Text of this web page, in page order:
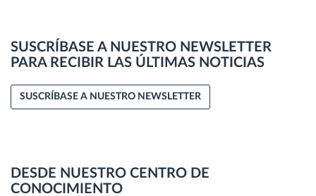
SUSCRÍBASE A NUESTRO NEWSLETTER
PARA RECIBIR LAS ÚLTIMAS NOTICIAS
SUSCRÍBASE A NUESTRO NEWSLETTER
DESDE NUESTRO CENTRO DE
CONOCIMIENTO